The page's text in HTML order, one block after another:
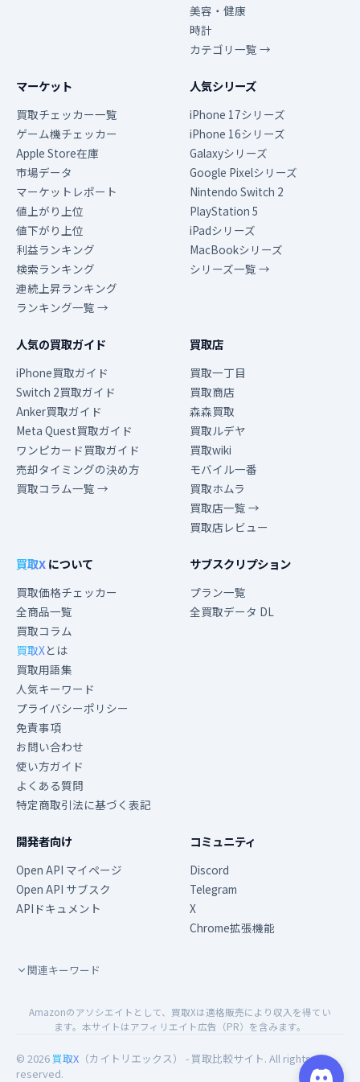
美容・健康
時計
カテゴリ一覧 →
マーケット
買取チェッカー一覧
ゲーム機チェッカー
Apple Store在庫
市場データ
マーケットレポート
値上がり上位
値下がり上位
利益ランキング
検索ランキング
連続上昇ランキング
ランキング一覧 →
人気シリーズ
iPhone 17シリーズ
iPhone 16シリーズ
Galaxyシリーズ
Google Pixelシリーズ
Nintendo Switch 2
PlayStation 5
iPadシリーズ
MacBookシリーズ
シリーズ一覧 →
人気の買取ガイド
iPhone買取ガイド
Switch 2買取ガイド
Anker買取ガイド
Meta Quest買取ガイド
ワンピカード買取ガイド
売却タイミングの決め方
買取コラム一覧 →
買取店
買取一丁目
買取商店
森森買取
買取ルデヤ
買取wiki
モバイル一番
買取ホムラ
買取店一覧 →
買取店レビュー
買取Xについて
買取価格チェッカー
全商品一覧
買取コラム
買取Xとは
買取用語集
人気キーワード
プライバシーポリシー
免責事項
お問い合わせ
使い方ガイド
よくある質問
特定商取引法に基づく表記
サブスクリプション
プラン一覧
全買取データ DL
開発者向け
Open API マイページ
Open API サブスク
APIドキュメント
コミュニティ
Discord
Telegram
X
Chrome拡張機能
関連キーワード
Amazonのアソシエイトとして、買取Xは適格販売により収入を得てい
ます。本サイトはアフィリエイト広告（PR）を含みます。
© 2026 買取X （カイトリエックス） - 買取比較サイト. All rights
reserved.